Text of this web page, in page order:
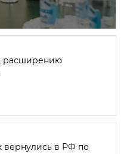
расширению
вернулись в РФ по